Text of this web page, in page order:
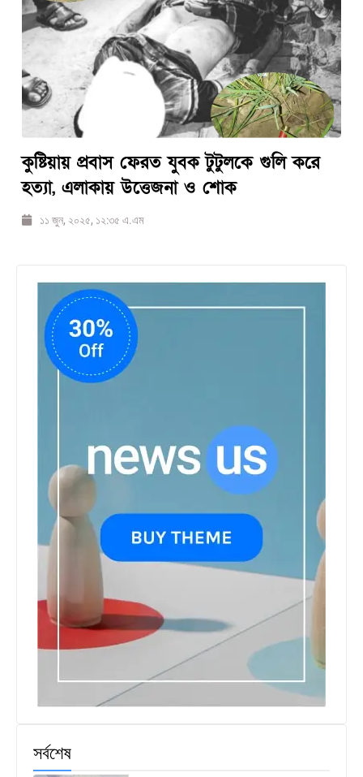
কুষ্টিয়ায় প্রবাস ফেরত যুবক টুটুলকে গুলি করে
হত্যা, এলাকায় উত্তেজনা ও শোক
১১ জুন, ২০২৫, ১২:৩৫ এ.এম
সর্বশেষ